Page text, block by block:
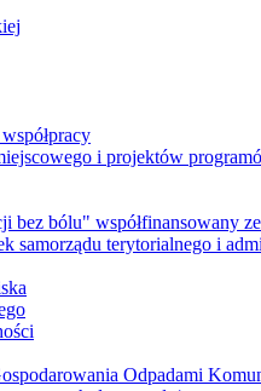
i projektów
bez bólu" współfinansowany
samorządu terytorialnego i
Odpadami